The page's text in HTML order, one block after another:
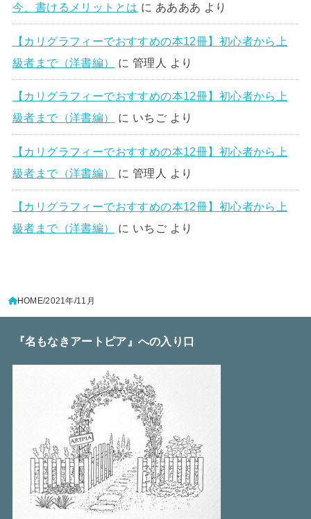
今、書けるメリットとは に ああああ より
【カリグラフィーでおすすめの本12冊】初心者から上
級者まで（洋書編）
に 管理人 より
【カリグラフィーでおすすめの本12冊】初心者から上
級者まで（洋書編）
に いちご より
【カリグラフィーでおすすめの本12冊】初心者から上
級者まで（洋書編）
に 管理人 より
【カリグラフィーでおすすめの本12冊】初心者から上
級者まで（洋書編）
に いちご より
HOME 2021年 11月
『名もなきアートピア』への入り口